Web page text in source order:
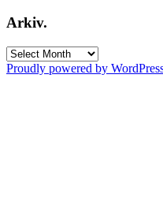
Arkiv.
Arkiv.
Proudly powered by